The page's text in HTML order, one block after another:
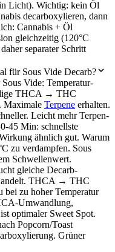
Licht). Wichtig: kein Öl
decarboxylieren, dann
Cannabis + Öl
gleichzeitig (120°C
separater Schritt
für Sous Vide Decarb?
Vide: Temperatur-
THCA → THC
Maximale Terpene erhalten.
Leicht mehr Terpen-
45 Min: schnellste
ähnlich gut. Warum
zu verdampfen. Sous
Schwellenwert.
gleiche Decarb-
THCA → THC
zu hoher Temperatur
Umwandlung,
optimaler Sweet Spot.
Popcorn/Toast
Grüner